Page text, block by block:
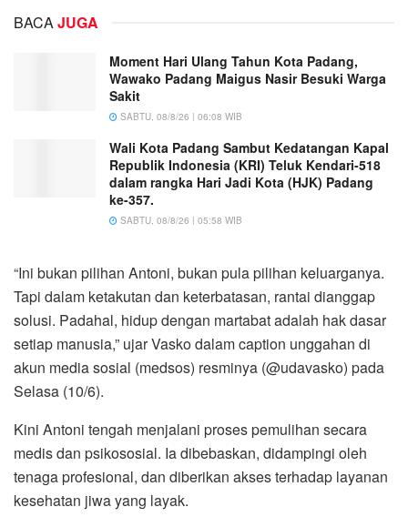
BACAJUGA
Moment Hari Ulang Tahun Kota Padang,
Wawako Padang Maigus Nasir Besuki Warga
Sakit
SABTU, 08/8/26 | 06:08 WIB
Wali Kota Padang Sambut Kedatangan Kapal
Republik Indonesia (KRI) Teluk Kendari-518
dalam rangka Hari Jadi Kota (HJK) Padang
ke-357.
SABTU, 08/8/26 | 05:58 WIB
“Ini bukan pilihan Antoni, bukan pula pilihan keluarganya.
Tapi dalam ketakutan dan keterbatasan, rantai dianggap
solusi. Padahal, hidup dengan martabat adalah hak dasar
setiap manusia,” ujar Vasko dalam caption unggahan di
akun media sosial (medsos) resminya (@udavasko) pada
Selasa (10/6).
Kini Antoni tengah menjalani proses pemulihan secara
medis dan psikososial. Ia dibebaskan, didampingi oleh
tenaga profesional, dan diberikan akses terhadap layanan
kesehatan jiwa yang layak.